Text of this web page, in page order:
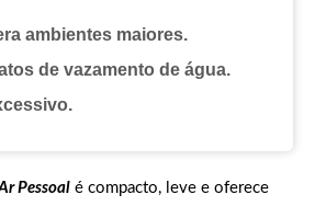
ambientes maiores.
de vazamento de água.
Pessoal é compacto, leve e oferece